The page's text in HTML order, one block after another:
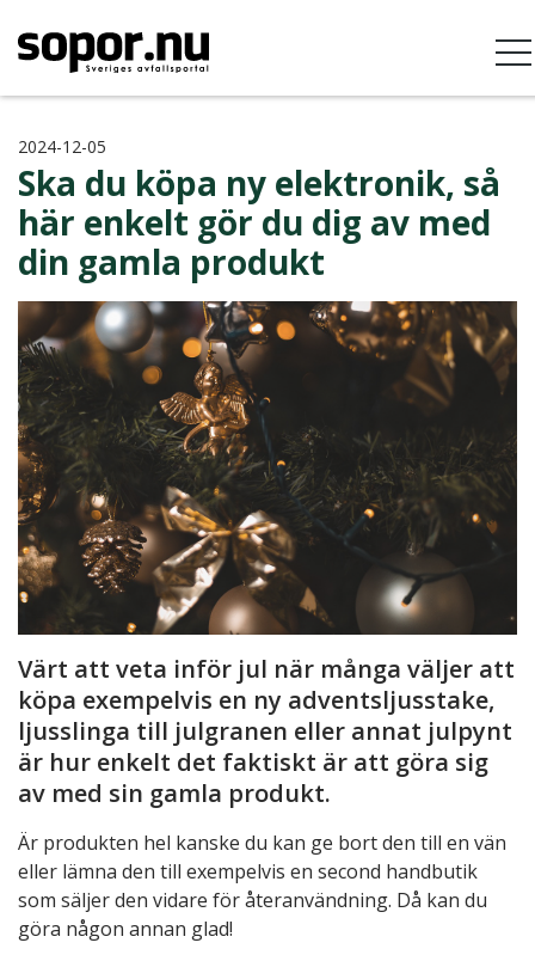
2024-12-05
Ska du köpa ny elektronik, så
här enkelt gör du dig av med
din gamla produkt
Värt att veta inför jul när många väljer att
köpa exempelvis en ny adventsljusstake,
ljusslinga till julgranen eller annat julpynt
är hur enkelt det faktiskt är att göra sig
av med sin gamla produkt.
Är produkten hel kanske du kan ge bort den till en vän
eller lämna den till exempelvis en second handbutik
som säljer den vidare för återanvändning. Då kan du
göra någon annan glad!